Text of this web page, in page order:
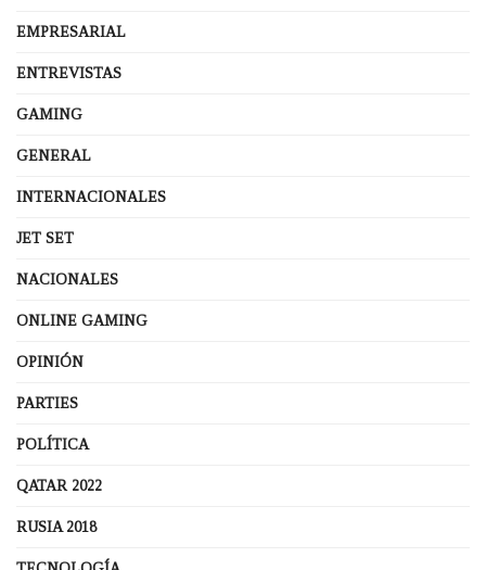
EMPRESARIAL
ENTREVISTAS
GAMING
GENERAL
INTERNACIONALES
JET SET
NACIONALES
ONLINE GAMING
OPINIÓN
PARTIES
POLÍTICA
QATAR 2022
RUSIA 2018